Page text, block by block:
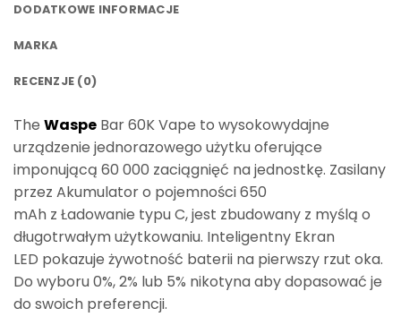
DODATKOWE INFORMACJE
MARKA
RECENZJE (0)
The Waspe Bar 60K Vape to wysokowydajne
urządzenie jednorazowego użytku oferujące
imponującą 60 000 zaciągnięć na jednostkę. Zasilany
przez Akumulator o pojemności 650
mAh z Ładowanie typu C, jest zbudowany z myślą o
długotrwałym użytkowaniu. Inteligentny Ekran
LED pokazuje żywotność baterii na pierwszy rzut oka.
Do wyboru0%, 2% lub 5% nikotynaaby dopasować je
do swoich preferencji.